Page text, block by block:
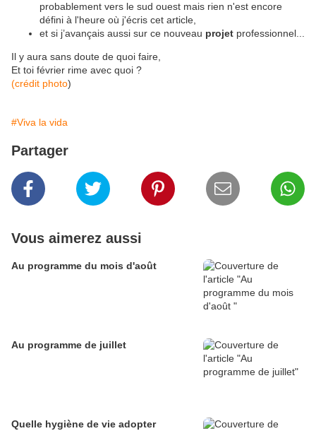
probablement vers le sud ouest mais rien n'est encore
défini à l'heure où j'écris cet article,
et si j’avançais aussi sur ce nouveau projet professionnel...
Il y aura sans doute de quoi faire,
Et toi février rime avec quoi ?
(crédit photo)
#Viva la vida
Partager
Vous aimerez aussi
Au programme du mois d'août
Au programme de juillet
Quelle hygiène de vie adopter